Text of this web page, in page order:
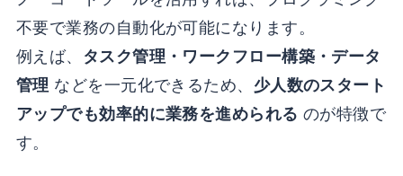
不要で業務の自動化が可能になります。
例えば、
タスク管理・ワークフロー構築・データ
管理 などを一元化できるため、 少人数のスタート
アップでも効率的に業務を進められる のが特徴で
す。